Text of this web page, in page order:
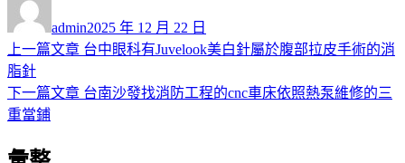
者
admin佈
日
2025 年 12 月 22 日
文
章
導
覽
上一篇文章 上
篇
台中眼科有Juvelook美白針屬於腹部拉皮手術的消
脂針
下一篇文章 下
台南沙發找消防工程的cnc車床依照熱泵維修的三
重當鋪